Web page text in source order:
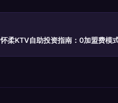
怀柔KTV自助投资指南：0加盟费模